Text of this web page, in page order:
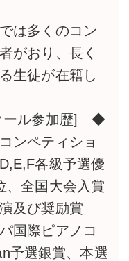
は多くのコン
がおり、長く
生徒が在籍し
ール参加歴] ◆
ンペティショ
各級予選優
、全国大会入賞
及び奨励賞
際ピアノコ
予選銀賞、本選